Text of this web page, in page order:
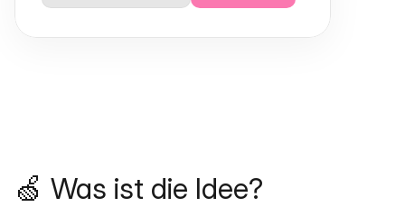
🍏 Was ist die Idee?